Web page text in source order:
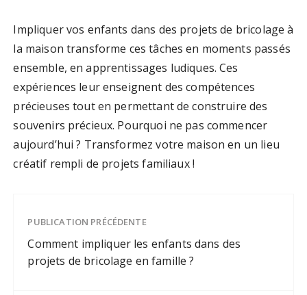
Impliquer vos enfants dans des projets de bricolage à
la maison transforme ces tâches en moments passés
ensemble, en apprentissages ludiques. Ces
expériences leur enseignent des compétences
précieuses tout en permettant de construire des
souvenirs précieux. Pourquoi ne pas commencer
aujourd’hui ? Transformez votre maison en un lieu
créatif rempli de projets familiaux !
PUBLICATION PRÉCÉDENTE
Comment impliquer les enfants dans des
projets de bricolage en famille ?